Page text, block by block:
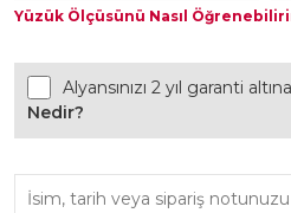
Yüzük Ölçüsünü Nasıl
Alyansınızı 2 yıl garanti
Nedir?